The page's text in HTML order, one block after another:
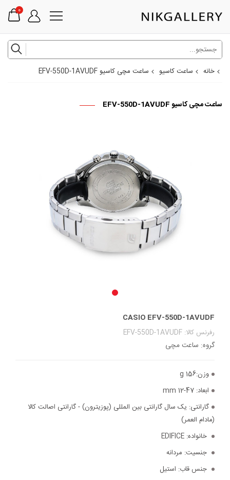
0
خانه ساعت کاسیو ساعت مچی کاسیو EFV-550D-1AVUDF
ساعت مچی کاسیو EFV-550D-1AVUDF
CASIO EFV-550D-1AVUDF
رفرنس کالا: EFV-550D-1AVUDF
گروه: ساعت مچی
وزن:156 g
ابعاد:
گارانتی: یک سال گارانتی بین المللی (پوزیترون) - گارانتی اصالت کالا
(مادام العمر)
خانواده: EDIFICE
جنسیت: مردانه
جنس قاب: استیل